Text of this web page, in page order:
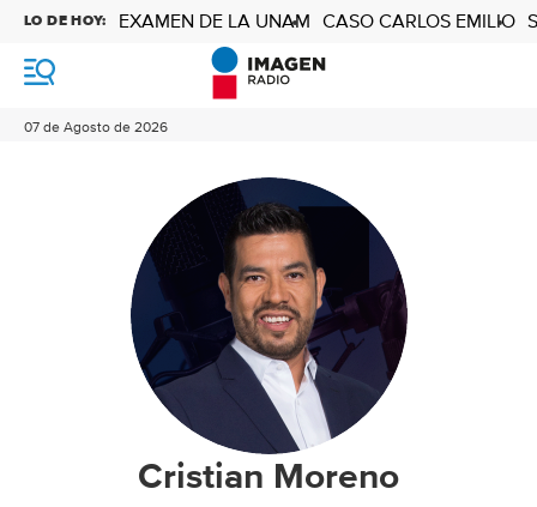
M
n
07 de Agosto de 2026
LO DE HOY: EXAMEN DE LA UNAM CASO CARLOS EMILIO
Cristian Moreno